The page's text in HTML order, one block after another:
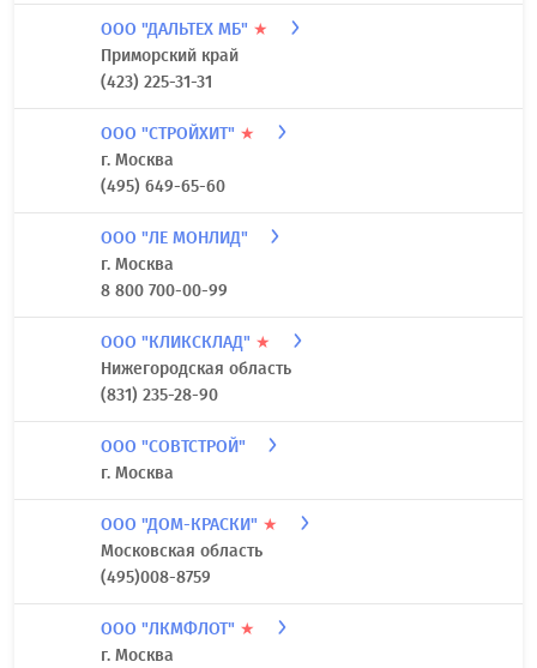
ООО "ДАЛЬТЕХ МБ" ★
Приморский край
(423) 225-31-31
ООО "СТРОЙХИТ" ★
г. Москва
(495) 649-65-60
ООО "ЛЕ МОНЛИД"
г. Москва
8 800 700-00-99
ООО "КЛИКСКЛАД" ★
Нижегородская область
(831) 235-28-90
ООО "СОВТСТРОЙ"
г. Москва
ООО "ДОМ-КРАСКИ" ★
Московская область
(495)008-8759
ООО "ЛКМФЛОТ" ★
г. Москва